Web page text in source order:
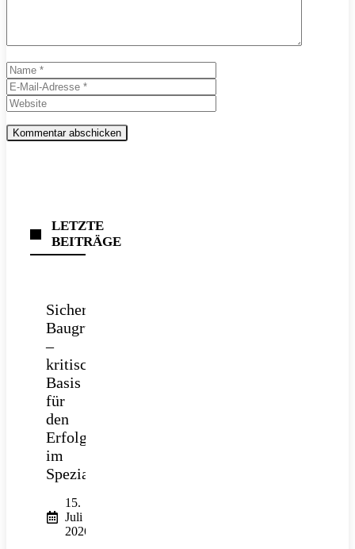
Name
Mail-
Adresse
LETZTE
BEITRÄGE
Sichere
Baugrube
–
kritische
Basis
für
den
Erfolg
im
Spezialtiefbau
15.
Juli
2026